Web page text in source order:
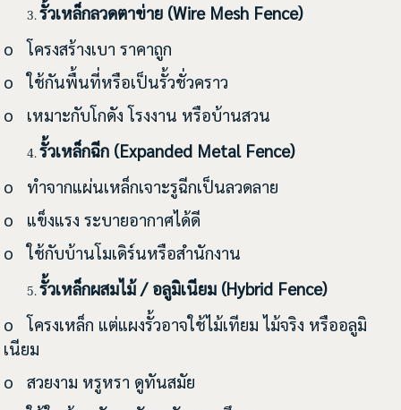
รั้วเหล็กลวดตาข่าย (Wire Mesh Fence)
o โครงสร้างเบา ราคาถูก
o ใช้กันพื้นที่หรือเป็นรั้วชั่วคราว
o เหมาะกับโกดัง โรงงาน หรือบ้านสวน
รั้วเหล็กฉีก (Expanded Metal Fence)
o ทำจากแผ่นเหล็กเจาะรูฉีกเป็นลวดลาย
o แข็งแรง ระบายอากาศได้ดี
o ใช้กับบ้านโมเดิร์นหรือสำนักงาน
รั้วเหล็กผสมไม้ / อลูมิเนียม (Hybrid Fence)
o โครงเหล็ก แต่แผงรั้วอาจใช้ไม้เทียม ไม้จริง หรืออลูมิ
เนียม
o สวยงาม หรูหรา ดูทันสมัย